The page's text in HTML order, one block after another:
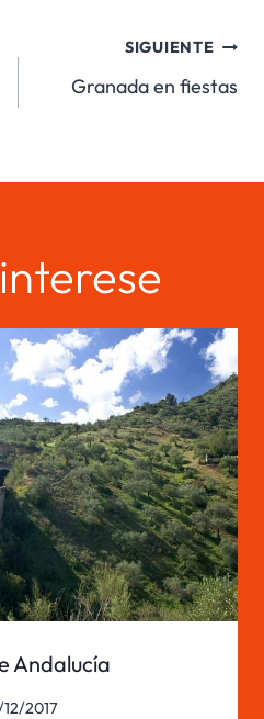
SIGUIENTE
Granada en fiestas
Andalucía
12/2017